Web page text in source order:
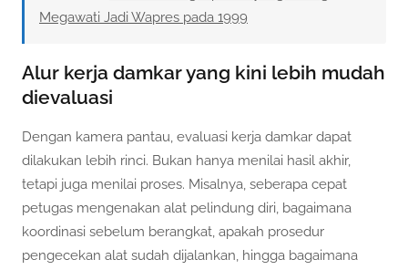
Megawati Jadi Wapres pada 1999
Alur kerja damkar yang kini lebih mudah
dievaluasi
Dengan kamera pantau, evaluasi kerja damkar dapat
dilakukan lebih rinci. Bukan hanya menilai hasil akhir,
tetapi juga menilai proses. Misalnya, seberapa cepat
petugas mengenakan alat pelindung diri, bagaimana
koordinasi sebelum berangkat, apakah prosedur
pengecekan alat sudah dijalankan, hingga bagaimana